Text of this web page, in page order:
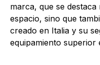
marca, que se
espacio, sino que
creado en Italia y su
equipamiento superior